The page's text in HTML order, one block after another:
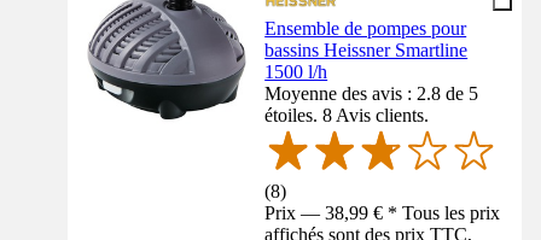
Ensemble de pompes pour
bassins Heissner Smartline
1500 l/h
Moyenne des avis : 2.8 de 5
étoiles. 8 Avis clients.
(8)
Prix — 38,99 € * Tous les prix
affichés sont des prix TTC,